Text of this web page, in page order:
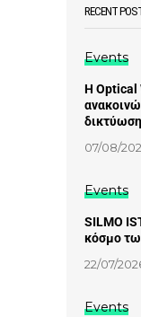
RECENT
Events
Η Optical
07/08/
Events
SILMO
κόσμο
22/07/
Events